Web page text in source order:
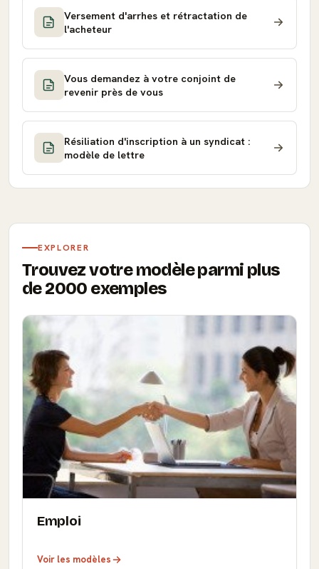
Versement d'arrhes et rétractation de
l'acheteur
Vous demandez à votre conjoint de
revenir près de vous
Résiliation d'inscription à un syndicat :
modèle de lettre
EXPLORER
Trouvez votre modèle parmi plus
de 2000 exemples
Emploi
Voir les modèles